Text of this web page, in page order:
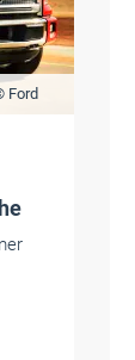
Ford